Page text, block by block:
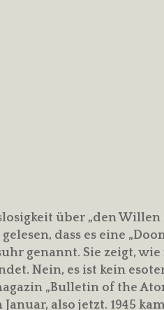
über „den Willen
dass es eine
genannt. Sie zeigt, wie
Nein, es ist kein
„Bulletin of the
also jetzt. 1945